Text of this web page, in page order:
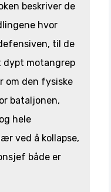
beskriver de
hvor
til de
motangrep
om den fysiske
bataljonen,
hele
ved å kollapse,
både er